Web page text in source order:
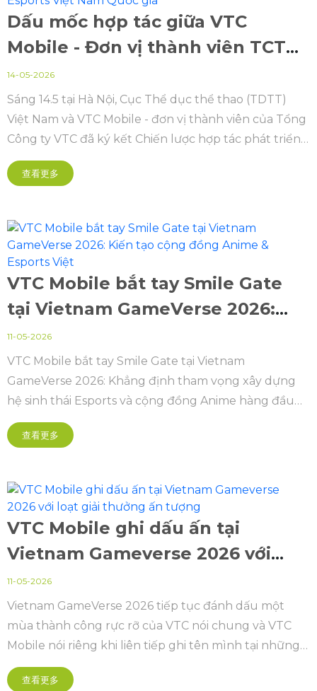
Dấu mốc hợp tác giữa VTC
Mobile - Đơn vị thành viên TCT
VTC và Cục Thể dục thể thao
thúc đẩy Esports Việt Nam Quốc
gia
14-05-2026
Sáng 14.5 tại Hà Nội, Cục Thể dục thể thao (TDTT)
Việt Nam và VTC Mobile - đơn vị thành viên của Tổng
Công ty VTC đã ký kết Chiến lược hợp tác phát triển
thể thao điện tử (Esports) quốc gia giai đoạn 2026 -
2030, mở ra kỳ vọng về một hướng đi bài bản,
trong nước.
查看更多
VTC Mobile bắt tay Smile Gate
tại Vietnam GameVerse 2026:
Kiến tạo cộng đồng Anime &
Esports Việt
11-05-2026
VTC Mobile bắt tay Smile Gate tại Vietnam
GameVerse 2026: Khẳng định tham vọng xây dựng
hệ sinh thái Esports và cộng đồng Anime hàng đầu
Việt Nam.
查看更多
VTC Mobile ghi dấu ấn tại
Vietnam Gameverse 2026 với
loạt giải thưởng ấn tượng
11-05-2026
Vietnam GameVerse 2026 tiếp tục đánh dấu một
mùa thành công rực rỡ của VTC nói chung và VTC
Mobile nói riêng khi liên tiếp ghi tên mình tại những
hạng mục quan trọng nhất của Vietnam Game
Awards năm nay.
查看更多